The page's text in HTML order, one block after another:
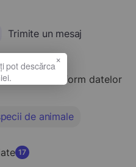
Trimite un mesaj
activitate conform datelor
de animale
17
×